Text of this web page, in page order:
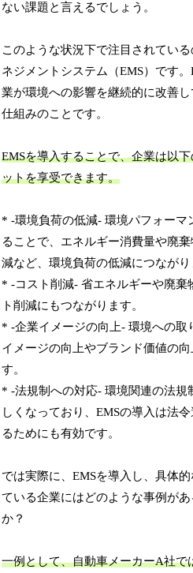
ない課題と言えるでしょう。
このような状況下で注目されてい
ネジメントシステム（EMS）です。
業が環境への影響を継続的に改善
仕組みのことです。
EMSを導入することで、企業は以
ットを享受できます。
* -環境負荷の低減- 環境パフォーマ
ることで、エネルギー消費量や廃棄
減など、環境負荷の低減につながり
* -コスト削減- 省エネルギーや廃棄
ト削減にもつながります。
* -企業イメージの向上- 環境への取
イメージの向上やブランド価値の向
す。
* -法規制への対応- 環境関連の法規
しくなっており、EMSの導入は法
るためにも有効です。
では実際に、EMSを導入し、具体
ている企業にはどのような事例があ
か？
一例として、自動車メーカーA社で